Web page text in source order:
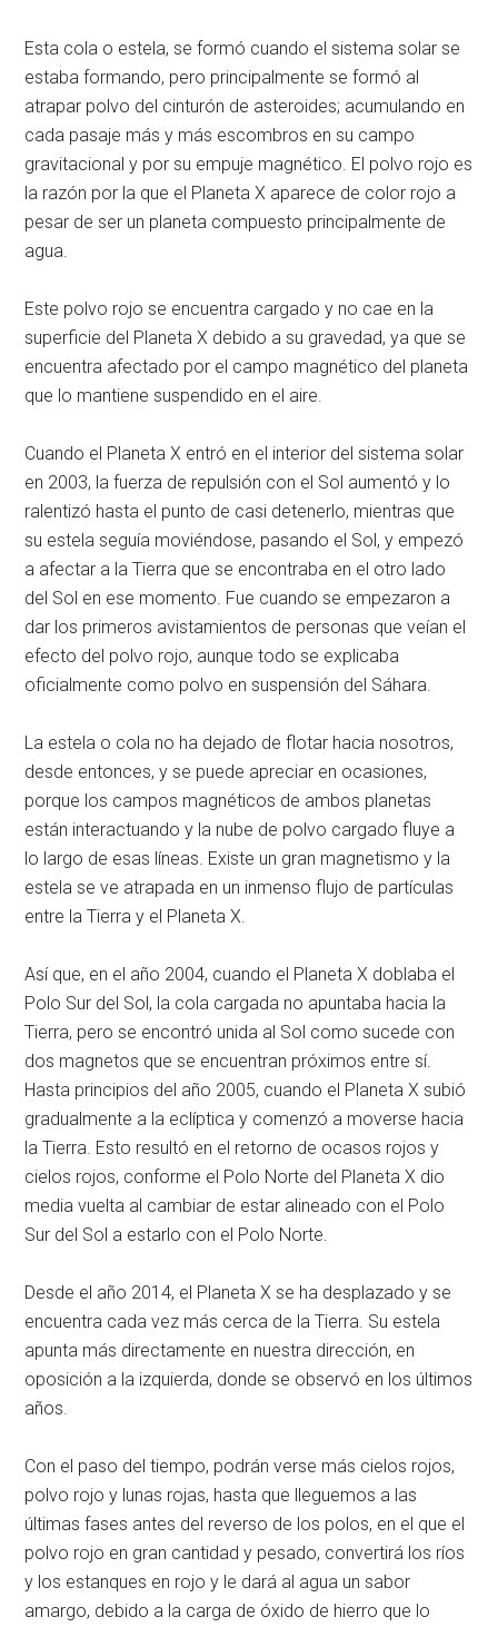
Esta cola o estela, se formó cuando el sistema solar se
estaba formando, pero principalmente se formó al
atrapar polvo del cinturón de asteroides; acumulando en
cada pasaje más y más escombros en su campo
gravitacional y por su empuje magnético. El polvo rojo es
la razón por la que el Planeta X aparece de color rojo a
pesar de ser un planeta compuesto principalmente de
agua.
Este polvo rojo se encuentra cargado y no cae en la
superficie del Planeta X debido a su gravedad, ya que se
encuentra afectado por el campo magnético del planeta
que lo mantiene suspendido en el aire.
Cuando el Planeta X entró en el interior del sistema solar
en 2003, la fuerza de repulsión con el Sol aumentó y lo
ralentizó hasta el punto de casi detenerlo, mientras que
su estela seguía moviéndose, pasando el Sol, y empezó
a afectar a la Tierra que se encontraba en el otro lado
del Sol en ese momento. Fue cuando se empezaron a
dar los primeros avistamientos de personas que veían el
efecto del polvo rojo, aunque todo se explicaba
oficialmente como polvo en suspensión del Sáhara.
La estela o cola no ha dejado de flotar hacia nosotros,
desde entonces, y se puede apreciar en ocasiones,
porque los campos magnéticos de ambos planetas
están interactuando y la nube de polvo cargado fluye a
lo largo de esas líneas. Existe un gran magnetismo y la
estela se ve atrapada en un inmenso flujo de partículas
entre la Tierra y el Planeta X.
Así que, en el año 2004, cuando el Planeta X doblaba el
Polo Sur del Sol, la cola cargada no apuntaba hacia la
Tierra, pero se encontró unida al Sol como sucede con
dos magnetos que se encuentran próximos entre sí.
Hasta principios del año 2005, cuando el Planeta X subió
gradualmente a la eclíptica y comenzó a moverse hacia
la Tierra. Esto resultó en el retorno de ocasos rojos y
cielos rojos, conforme el Polo Norte del Planeta X dio
media vuelta al cambiar de estar alineado con el Polo
Sur del Sol a estarlo con el Polo Norte.
Desde el año 2014, el Planeta X se ha desplazado y se
encuentra cada vez más cerca de la Tierra. Su estela
apunta más directamente en nuestra dirección, en
oposición a la izquierda, donde se observó en los últimos
años.
Con el paso del tiempo, podrán verse más cielos rojos,
polvo rojo y lunas rojas, hasta que lleguemos a las
últimas fases antes del reverso de los polos, en el que el
polvo rojo en gran cantidad y pesado, convertirá los ríos
y los estanques en rojo y le dará al agua un sabor
amargo, debido a la carga de óxido de hierro que lo